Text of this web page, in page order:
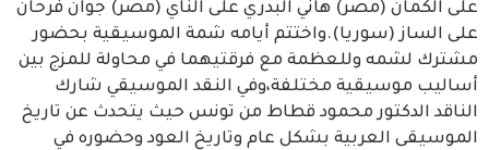
على الكمان (مصر) هاني البدري على الناي (مصر) جوان فرحان
على الساز (سوريا).واختتم أيامه شمة الموسيقية بحضور
مشترك لشمه وللعظمة مع فرقتيهما في محاولة للمزج بين
أساليب موسيقية مختلفة،وفي النقد الموسيقي شارك
الناقد الدكتور محمود قطاط من تونس حيث يتحدث عن تاريخ
الموسيقى العربية بشكل عام وتاريخ العود وحضوره في